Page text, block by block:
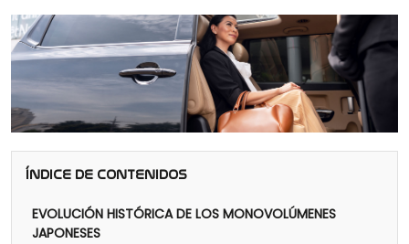
ÍNDICE DE CONTENIDOS
EVOLUCIÓN HISTÓRICA DE LOS MONOVOLÚMENES
JAPONESES